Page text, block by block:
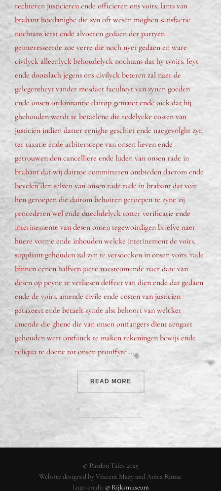
rechteren justicieren ende officieren ons voirs. lants van
brabant hoedanighe die zyn oft wesen moghen satisfactie
nochtans ierst ende alvoeren gedaen der partyen
geinteresseerde zoe verre die noch nyet gedaen en ware
civilyck alleenlyck behoudelyck nochtans dat hy tvoirs. feyt
ende dootslach jegens ons civilyck beteren zal naer de
gelegentheyt vander mesdaet faculteyt van zynen goeden
ende onsen ordonnantie dairop gemaict ende oick dat hij
ghehouden werdt te betaelene die redelycke costen van
justicien indien datter eenighe geschiet ende naegevolght zyn
ter taxatie ende arbiterscepe van onsen lieven ende
getrouwen den cancelliere ende luden van onsen rade in
brabant dat wij dairtoe committeren ontbieden daerom ende
bevelen den selven van onsen rade rade in brabant dat voir
hen geroepen die dairom behoiren geroepen te zyne zij
procederen wel ende duechdelyck totter verificatie ende
interinemente van desen onsen tegewoirdigen briefve naer
huere vorme ende inhouden welcke interinement de voirs.
suppliant gehouden zal zyn te versoecken in onsen voirs. rade
binnen eenen halfven jaere naestcomende naer date van
desen op peyne te verliesen deffect van dien ende dat gedaen
ende de voirs. amende civile ende costen van justicien
getaxeert ende betaelt zynde alst behoort van welcker
amende die ghene die van onsen ontfangers dient aengaet
gehouden wert ontfanck te maken rekeningen bewijs ende
reliqua te doene tot onsen prouffyte …
READ MORE
© Pardon Tales 2025
Website designed by Vincent Mazy and Anica Rimac
Logo credit © Rijksmuseum